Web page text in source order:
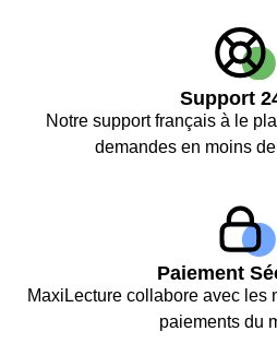
Support
Notre support français à le
demandes en moins
Paiement
MaxiLecture collabore avec les
paiements du